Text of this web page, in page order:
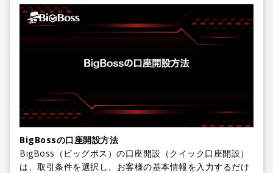
BigBossの口座開設方法
BigBoss（ビッグボス）の口座開設（クイック口座開設）
は、取引条件を選択し、お客様の基本情報を入力するだけ